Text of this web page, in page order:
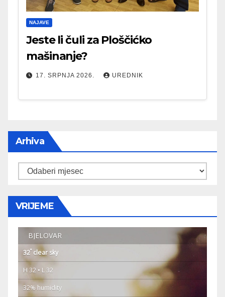
NAJAVE
Jeste li čuli za Ploščićko
mašinanje?
17. SRPNJA 2026. UREDNIK
Arhiva
Arhiva
VRIJEME
BJELOVAR
32° clear sky
H 32 • L 32
32% humidity